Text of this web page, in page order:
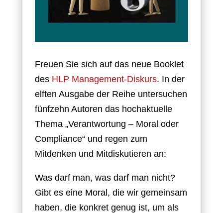
Freuen Sie sich auf das neue Booklet
des HLP Management-Diskurs. In der
elften Ausgabe der Reihe untersuchen
fünfzehn Autoren das hochaktuelle
Thema „Verantwortung – Moral oder
Compliance“ und regen zum
Mitdenken und Mitdiskutieren an:
Was darf man, was darf man nicht?
Gibt es eine Moral, die wir gemeinsam
haben, die konkret genug ist, um als